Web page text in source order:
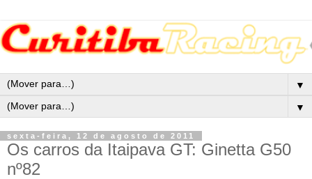
▼
▼
sexta-feira, 12 de agosto de 2011
Os carros da Itaipava GT: Ginetta G50
nº82